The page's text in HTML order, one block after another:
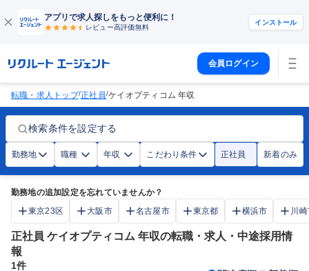
アプリで求人探しをもっと便利に！
レビュー高評価無料
インストール
会員ログイン
転職・求人トップ/正社員/ケイオプティコム 年収
検索条件を設定する
勤務地 職種 年収 こだわり条件 正社員 新着のみ
勤務地の追加設定を忘れていませんか？
東京23区
大阪市 名古屋市 東京都 横浜市 川
正社員 ケイオプティコム 年収の転職・求人・中途採用情
報
1件